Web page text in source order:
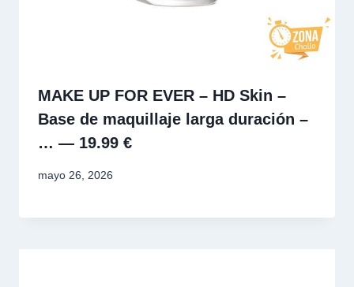
MAKE UP FOR EVER – HD Skin –
Base de maquillaje larga duración –
… — 19.99 €
mayo 26, 2026